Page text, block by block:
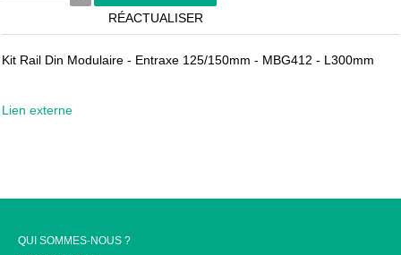
RÉACTUALISER
Kit Rail Din Modulaire - Entraxe 125/150mm - MBG412 - L300mm
Lien externe
QUI SOMMES-NOUS ?